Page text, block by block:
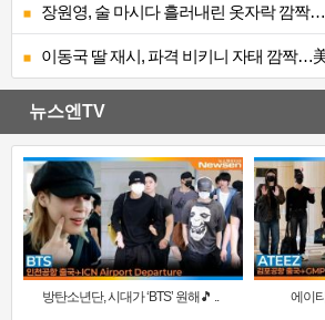
장원영, 술 마시다 흘러내린 옷자락 깜짝
이동국 딸 재시, 파격 비키니 자태 깜짝…
뉴스엔TV
방탄소년단, 시대가 ‘BTS’ 원해🎵 .. 에이